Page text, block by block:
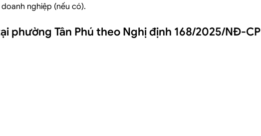
nghiệp (nếu có).
phường Tân Phú theo Nghị định 168/2025/NĐ-CP